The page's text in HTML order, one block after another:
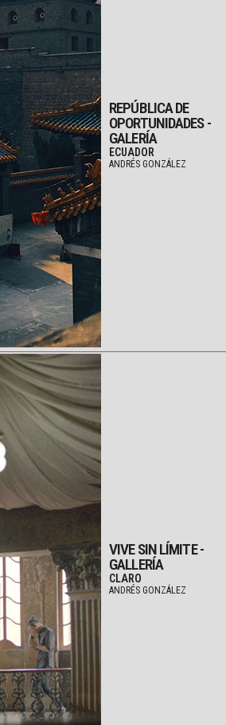
REPÚBLICA DE
OPORTUNIDADES -
GALERÍA
ECUADOR
ANDRÉS GONZÁLEZ
VIVE SIN LÍMITE -
GALLERÍA
CLARO
ANDRÉS GONZÁLEZ